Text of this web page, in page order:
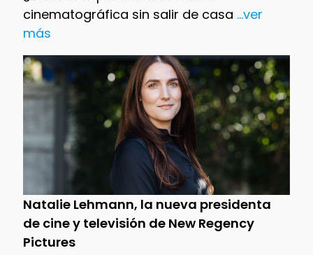
cinematográfica sin salir de casa ...ver
más
Natalie Lehmann, la nueva presidenta
de cine y televisión de New Regency
Pictures